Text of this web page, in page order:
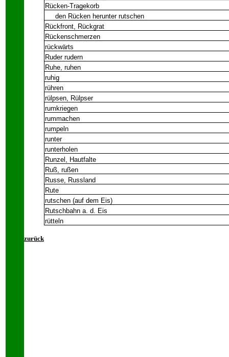
Rücken-Tragekorb
den Rücken herunter rutschen
Rückfront, Rückgrat
Rückenschmerzen
rückwärts
Ruder rudern
Ruhe, ruhen
ruhig
rühren
rülpsen, Rülpser
rumkriegen
rummachen
rumpeln
runter
runterholen
Runzel, Hautfalte
Ruß, rußen
Russe, Russland
Rute
rutschen (auf dem Eis)
Rutschbahn a. d. Eis
rütteln
zurück